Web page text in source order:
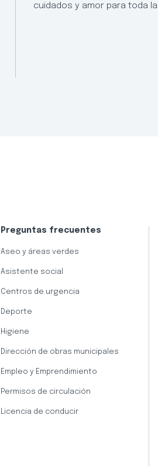
cuidados y amor para toda la
Preguntas frecuentes
Aseo y áreas verdes
Asistente social
Centros de urgencia
Deporte
Higiene
Dirección de obras municipales
Empleo y Emprendimiento
Permisos de circulación
Licencia de conducir